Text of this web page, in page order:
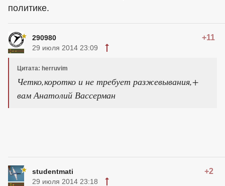
политике.
290980 +11
29 июля 2014 23:09
Цитата: herruvim
Четко,коротко и не требует разжевывания,+
вам Анатолий Вассерман
studentmati +2
29 июля 2014 23:18